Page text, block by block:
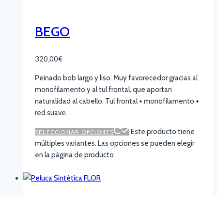
BEGO
320,00€
Peinado bob largo y liso. Muyfavorecedor gracias al
monofilamento y al tulfrontal, que aportan
naturalidad al cabello. Tul frontal + monofilamento +
red suave.
SELECCIONAR OPCIONES
Este producto tiene
múltiples variantes. Las opciones se pueden elegir
en la página de producto